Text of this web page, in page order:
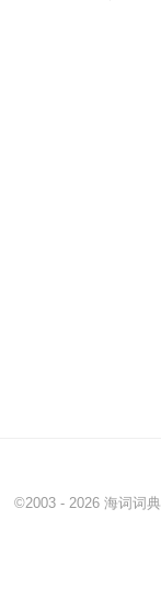
©2003 - 2026 海词词典